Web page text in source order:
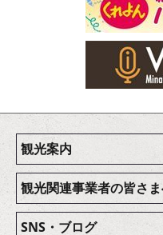
観光案内
観光関連事業者の皆さ
SNS・ブログ